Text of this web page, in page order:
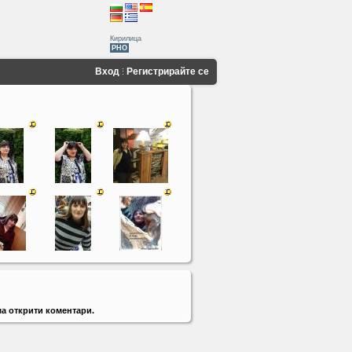
Кирилица
PHO
Вход Регистрирайте се
открити коментари.